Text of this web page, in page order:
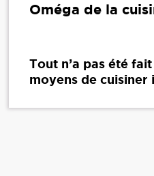
Oméga de la
Tout n’a pas été
moyens de cuisiner